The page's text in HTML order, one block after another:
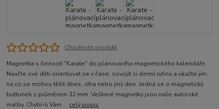
Ohodnotit produkt
Magnetka s činností "Karate" do plánovacího magnetického kalendáře.
Naučte své děti orientovat se v čase, osvojit si denní rutinu a ukažte jim,
na co se mohou těšit dnes, zítra nebo jiný den. Jedná se o magnetický
buttonek s průměrem 32 mm. Veškeré magnetky jsou naše autorské
malby. Chybí-li Vám ... celý popis